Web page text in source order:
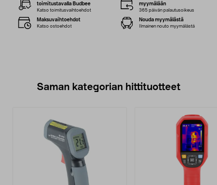
toimitustavalla Budbee
Katso toimitusvaihtoehdot
myymälään
365 päivän palautusoikeus
Maksuvaihtoehdot
Katso ostoehdot
Nouda myymälästä
Ilmainen nouto myymälästä
Saman kategorian hittituotteet